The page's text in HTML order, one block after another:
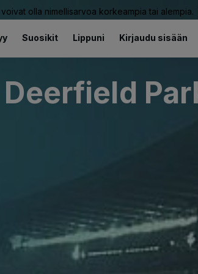
olla nimellisarvoa korkeampia tai alempia.
Suosikit Lippuni Kirjaudu sisään